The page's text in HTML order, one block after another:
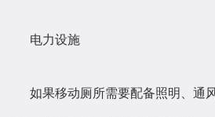
电力设施
如果移动厕所需要配备照明、通